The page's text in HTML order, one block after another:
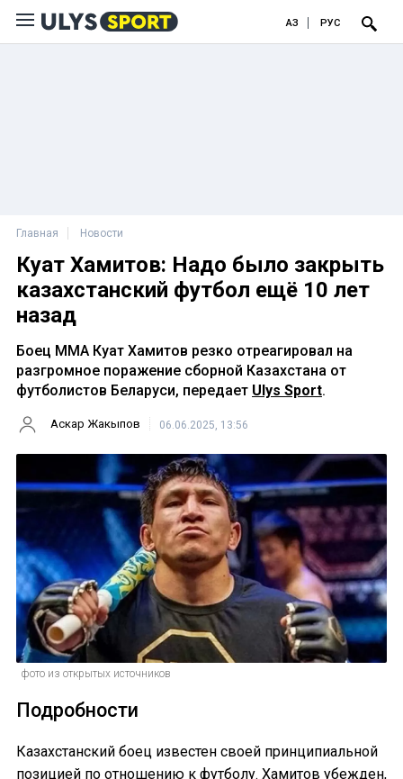
ҚАЗ РУС
Главная Новости
Куат Хамитов: Надо было закрыть
казахстанский футбол ещё 10 лет
назад
Боец ММА Куат Хамитов резко отреагировал на
разгромное поражение сборной Казахстана от
футболистов Беларуси, передает Ulys Sport.
Аскар Жакыпов 06.06.2025, 13:56
фото из открытых источников
Подробности
Казахстанский боец известен своей принципиальной
позицией по отношению к футболу. Хамитов убежден,